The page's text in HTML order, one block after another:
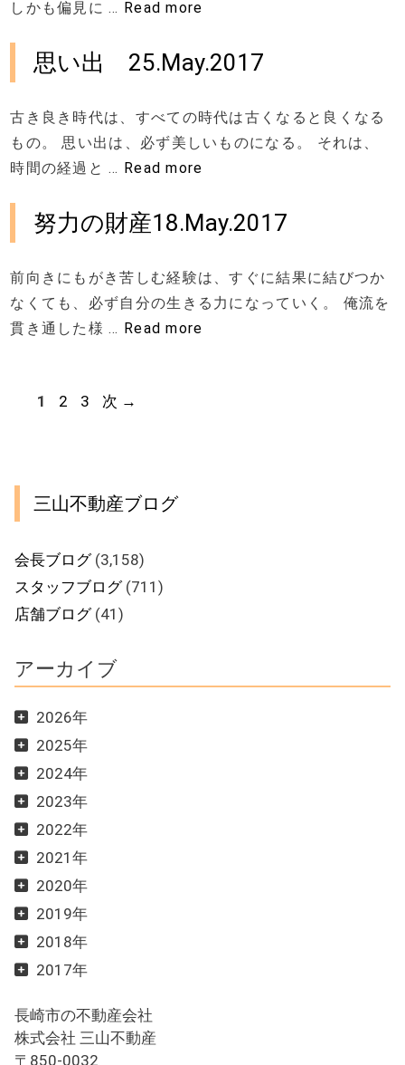
しかも偏見に … Read more
思い出 25.May.2017
古き良き時代は、すべての時代は古くなると良くなる
もの。 思い出は、必ず美しいものになる。 それは、
時間の経過と … Read more
努力の財産18.May.2017
前向きにもがき苦しむ経験は、すぐに結果に結びつか
なくても、必ず自分の生きる力になっていく。 俺流を
貫き通した様 … Read more
ペ
1
ペ
2
ペ
3 次 →
三山不動産ブログ
会長ブログ(3,158)
スタッフブログ(711)
店舗ブログ(41)
アーカイブ
2026年
2025年
2024年
2023年
2022年
2021年
2020年
2019年
2018年
2017年
長崎市の不動産会社
株式会社 三山不動産
〒850-0032